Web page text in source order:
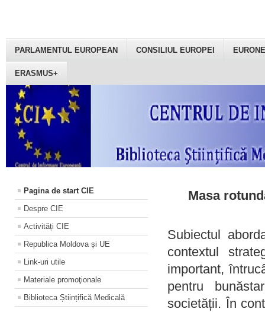
PARLAMENTUL EUROPEAN CONSILIUL EUROPEI
ERASMUS+
Pagina de start CIE
Despre CIE
Activități CIE
Republica Moldova și UE
Link-uri utile
Materiale promoţionale
Biblioteca Științifică Medicală
Masa
Subiectul
contextul
important,
pentru
societății. În